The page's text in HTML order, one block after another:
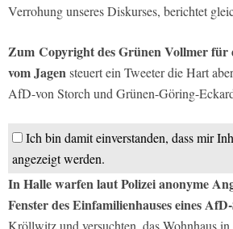
Verrohung unseres Diskurses, berichtet
Zum Copyright des Grünen Vollmer für
vom Jagensteuert ein Tweeter die Hart
AfD-von Storch und Grünen-Göring-
Ich bin damit einverstanden, dass mir
angezeigt werden.
In Halle warfen laut Polizei anonyme
Fenster des Einfamilienhauses eines
Kröllwitz und versuchten, das Wohnhaus